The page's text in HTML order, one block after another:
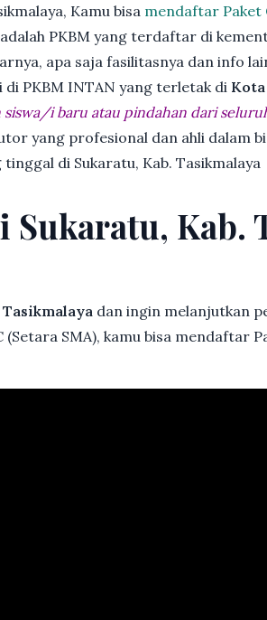
Kamu bisa mendaftar Paket
PKBM yang terdaftar di
apa saja fasilitasnya dan info
PKBM INTAN yang terletak di
i baru atau pindahan dari
yang profesional dan ahli dalam
di Sukaratu, Kab. Tasikmalaya
Sukaratu, Kab.
dan ingin melanjutkan
(Setara SMA), kamu bisa mendaftar